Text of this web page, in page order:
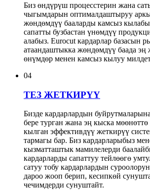
Биз өндүрүш процесстерин жана
чыгымдарын оптималдаштыруу
жөндөмдүү бааларды камсыз
сапатты бузбастан үнөмдүү
алабыз. Eurocut кардарлар базасын
атаандаштыкка жөндөмдүү баада эң
өнүмдөр менен камсыз кылуу
04
ТЕЗ ЖЕТКИРҮҮ
Бизде кардарлардын
бере турган жана эң кыска
кылган эффективдүү жеткирүү
тармагы бар. Биз кардарларыбыз
кызматташтык мамилелерди
кардарларды сапаттуу тейлөөгө
сатуу тобу кардарлардын
дароо жооп берип, кесипкөй
чечимдерди сунуштайт.